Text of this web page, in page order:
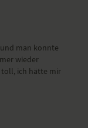
der gewohnten
man konnte
wieder
toll, ich hätte mir